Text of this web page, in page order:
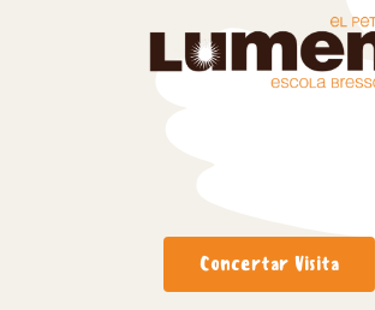
Concertar Visita